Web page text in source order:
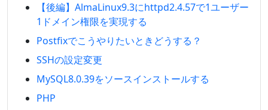
【後編】AlmaLinux9.3にhttpd2.4.57で1ユーザー
1ドメイン権限を実現する
Postfixでこうやりたいときどうする？
SSHの設定変更
MySQL8.0.39をソースインストールする
PHP